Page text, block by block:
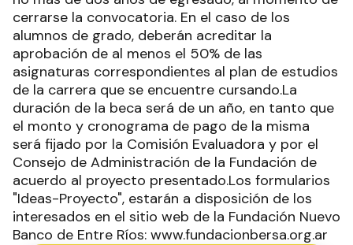
cerrarse la convocatoria. En el caso de los
alumnos de grado, deberán acreditar la
aprobación de al menos el 50% de las
asignaturas correspondientes al plan de estudios
de la carrera que se encuentre cursando.La
duración de la beca será de un año, en tanto que
el monto y cronograma de pago de la misma
será fijado por la Comisión Evaluadora y por el
Consejo de Administración de la Fundación de
acuerdo al proyecto presentado.Los formularios
"Ideas-Proyecto", estarán a disposición de los
interesados en el sitio web de la Fundación Nuevo
Banco de Entre Ríos: www.fundacionbersa.org.ar